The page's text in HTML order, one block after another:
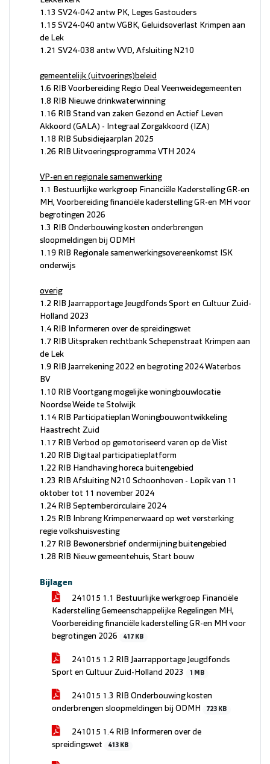
1.13 SV24-042 antw PK, Leges Gastouders
1.15 SV24-040 antw VGBK, Geluidsoverlast Krimpen aan
de Lek
1.21 SV24-038 antw VVD, Afsluiting N210
gemeentelijk (uitvoerings)beleid
1.6 RIB Voorbereiding Regio Deal Veenweidegemeenten
1.8 RIB Nieuwe drinkwaterwinning
1.16 RIB Stand van zaken Gezond en Actief Leven
Akkoord (GALA) - Integraal Zorgakkoord (IZA)
1.18 RIB Subsidiejaarplan 2025
1.26 RIB Uitvoeringsprogramma VTH 2024
VP-en en regionale samenwerking
1.1 Bestuurlijke werkgroep Financiële Kaderstelling GR-en
MH, Voorbereiding financiële kaderstelling GR-en MH voor
begrotingen 2026
1.3 RIB Onderbouwing kosten onderbrengen
sloopmeldingen bij ODMH
1.19 RIB Regionale samenwerkingsovereenkomst ISK
onderwijs
overig
1.2 RIB Jaarrapportage Jeugdfonds Sport en Cultuur Zuid-
Holland 2023
1.4 RIB Informeren over de spreidingswet
1.7 RIB Uitspraken rechtbank Schepenstraat Krimpen aan
de Lek
1.9 RIB Jaarrekening 2022 en begroting 2024 Waterbos
BV
1.10 RIB Voortgang mogelijke woningbouwlocatie
Noordse Weide te Stolwijk
1.14 RIB Participatieplan Woningbouwontwikkeling
Haastrecht Zuid
1.17 RIB Verbod op gemotoriseerd varen op de Vlist
1.20 RIB Digitaal participatieplatform
1.22 RIB Handhaving horeca buitengebied
1.23 RIB Afsluiting N210 Schoonhoven - Lopik van 11
oktober tot 11 november 2024
1.24 RIB Septembercirculaire 2024
1.25 RIB Inbreng Krimpenerwaard op wet versterking
regie volkshuisvesting
1.27 RIB Bewonersbrief ondermijning buitengebied
1.28 RIB Nieuw gemeentehuis, Start bouw
Bijlagen
241015 1.1 Bestuurlijke werkgroep Financiële
Kaderstelling Gemeenschappelijke Regelingen MH,
Voorbereiding financiële kaderstelling GR-en MH voor
begrotingen 2026
417 KB
241015 1.2 RIB Jaarrapportage Jeugdfonds
Sport en Cultuur Zuid-Holland 2023
1 MB
241015 1.3 RIB Onderbouwing kosten
onderbrengen sloopmeldingen bij ODMH
723 KB
241015 1.4 RIB Informeren over de
spreidingswet
413 KB